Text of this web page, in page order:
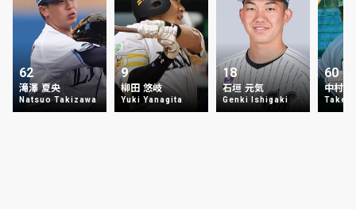
62
滝澤 夏央
Natsuo Takizawa
9
柳田 悠岐
Yuki Yanagita
18
石垣 元気
Genki Ishigaki
60
中村